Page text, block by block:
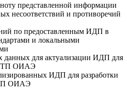
представленной информации
несоответствий и противоречий
по предоставленным ИДП в
и локальными
данных для актуализации ИДП для
ТП ОИАЭ
ИДП для разработки
ОИАЭ